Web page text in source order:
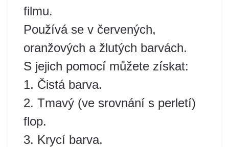
filmu.
Používá se v červených,
oranžových a žlutých barvách.
S jejich pomocí můžete získat:
1. Čistá barva.
2. Tmavý (ve srovnání s perletí)
flop.
3. Krycí barva.